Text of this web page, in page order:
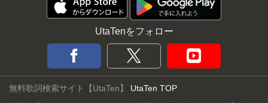
UtaTenをフォロー
無料歌詞検索サイト【UtaTen】 UtaTen TOP